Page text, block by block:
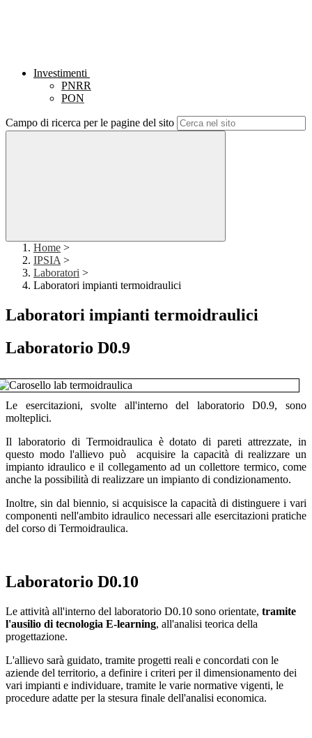
Investimenti
PNRR
PON
Campo di ricerca per le pagine del sito
Home >
IPSIA >
Laboratori >
Laboratori impianti termoidraulici
Laboratori impianti termoidraulici
Laboratorio D0.9
Le esercitazioni, svolte all'interno del laboratorio D0.9, sono
molteplici.
Il laboratorio di Termoidraulica è dotato di pareti attrezzate, in
questo modo l'allievo può acquisire la capacità di realizzare un
impianto idraulico e il collegamento ad un collettore termico, come
anche la possibilità di realizzare un impianto di condizionamento.
Inoltre, sin dal biennio, si acquisisce la capacità di distinguere i vari
componenti nell'ambito idraulico necessari alle esercitazioni pratiche
del corso di Termoidraulica.
Laboratorio D0.10
Le attività all'interno del laboratorio D0.10 sono orientate, tramite
l'ausilio di tecnologia E-learning, all'analisi teorica della
progettazione.
L'allievo sarà guidato, tramite progetti reali e concordati con le
aziende del territorio, a definire i criteri per il dimensionamento dei
vari impianti e individuare, tramite le varie normative vigenti, le
procedure adatte per la stesura finale dell'analisi economica.